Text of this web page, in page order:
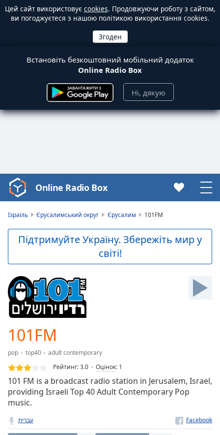
Цей сайт використовує cookies. Продовжуючи роботу з сайтом,
ви погоджуєтеся з нашою політикою використання cookies.
Встановіть безкоштовний мобільний додаток
Online Radio Box
Ні, дякую
Video
Player
Video
Skip
Skip
Forward
Mute
Current
Loaded:
0.00%
Stream
TypeLIVE
Seek to
currently
behind
liveLIVE
Online Radio Box
Ізраїль Єрусалимський округ Єрусалим 101FM
Підтримуйте Україну. Збережіть мир у
світі!
101FM
pop top40
adult contemporary
Рейтинг:3.0 Оцінок: 1
101 FM is a broadcast radio station in Jerusalem, Israel,
providing Israeli Top 40 Adult Contemporary Pop
music.
עברית